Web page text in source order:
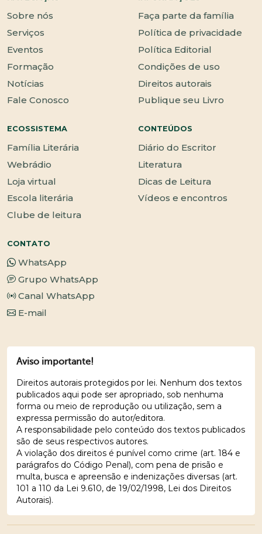
Sobre nós
Serviços
Eventos
Formação
Notícias
Fale Conosco
Faça parte da família
Política de privacidade
Política Editorial
Condições de uso
Direitos autorais
Publique seu Livro
ECOSSISTEMA
Família Literária
Webrádio
Loja virtual
Escola literária
Clube de leitura
CONTEÚDOS
Diário do Escritor
Literatura
Dicas de Leitura
Vídeos e encontros
CONTATO
WhatsApp
Grupo WhatsApp
Canal WhatsApp
E-mail
Aviso importante!
Direitos autorais protegidos por lei. Nenhum dos textos
publicados aqui pode ser apropriado, sob nenhuma
forma ou meio de reprodução ou utilização, sem a
expressa permissão do autor/editora.
A responsabilidade pelo conteúdo dos textos publicados
são de seus respectivos autores.
A violação dos direitos é punível como crime (art. 184 e
parágrafos do Código Penal), com pena de prisão e
multa, busca e apreensão e indenizações diversas (art.
101 a 110 da Lei 9.610, de 19/02/1998, Lei dos Direitos
Autorais).